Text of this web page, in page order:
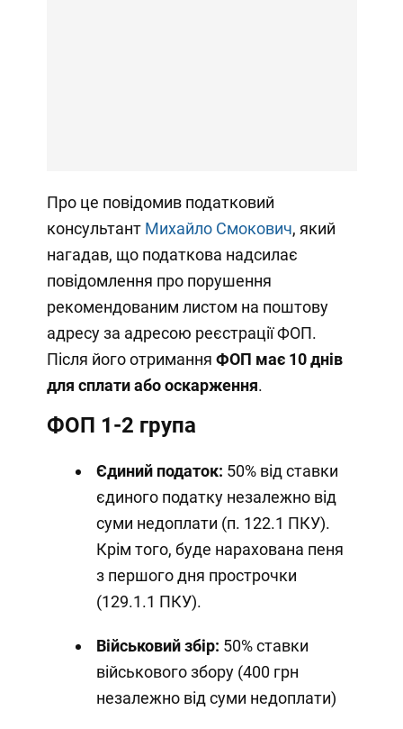
Про це повідомив податковий
консультант Михайло Смокович, який
нагадав, що податкова надсилає
повідомлення про порушення
рекомендованим листом на поштову
адресу за адресою реєстрації ФОП.
Після його отримання ФОП має 10 днів
для сплати або оскарження.
ФОП 1-2 група
Єдиний податок: 50% від ставки
єдиного податку незалежно від
суми недоплати (п. 122.1 ПКУ).
Крім того, буде нарахована пеня
з першого дня прострочки
(129.1.1 ПКУ).
Військовий збір: 50% ставки
військового збору (400 грн
незалежно від суми недоплати)